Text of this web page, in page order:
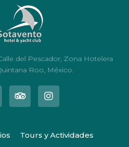
del Pescador, Zona Hotelera
Roo, México.
Tours y Actividades